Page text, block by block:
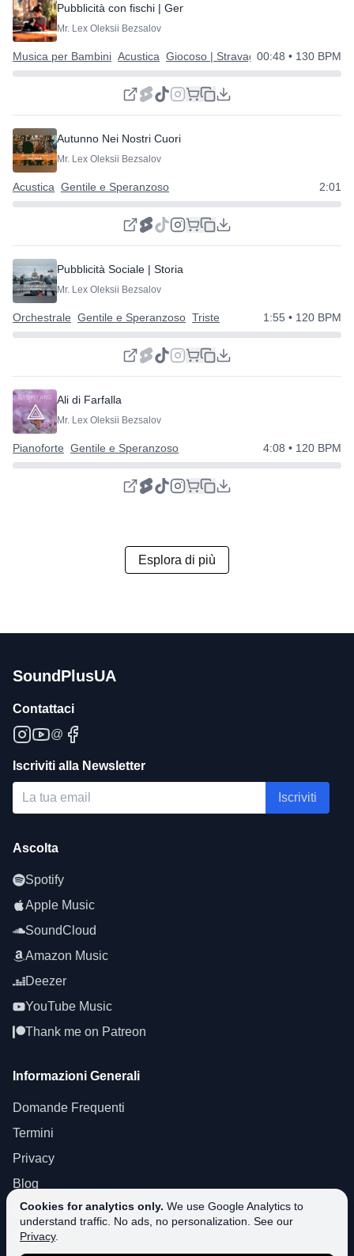
Cookies for analytics only. We use Google Analytics to
understand traffic. No ads, no personalization. See our
Privacy.
Pubblicità con fischi | Gentile e Semplice
Mr. Lex Oleksii Bezsalov
Musica per Bambini Acustica Giocoso | Stravagante | Felice
00:48 • 130 BPM
Autunno Nei Nostri Cuori
Mr. Lex Oleksii Bezsalov
Acustica Gentile e Speranzoso 2:01
Pubblicità Sociale | Storia Gentile
Mr. Lex Oleksii Bezsalov
Orchestrale Gentile e Speranzoso Triste 1:55 • 120 BPM
Ali di Farfalla
Mr. Lex Oleksii Bezsalov
Pianoforte Gentile e Speranzoso 4:08 • 120 BPM
Esplora di più
SoundPlusUA
Contattaci
@
Iscriviti alla Newsletter
Iscriviti
Ascolta
Spotify
Apple Music
SoundCloud
Amazon Music
Deezer
YouTube Music
Thank me on Patreon
Informazioni Generali
Domande Frequenti
Termini
Privacy
Blog
About SoundPlusUA
Supporto